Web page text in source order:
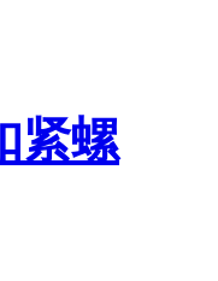
紧螺